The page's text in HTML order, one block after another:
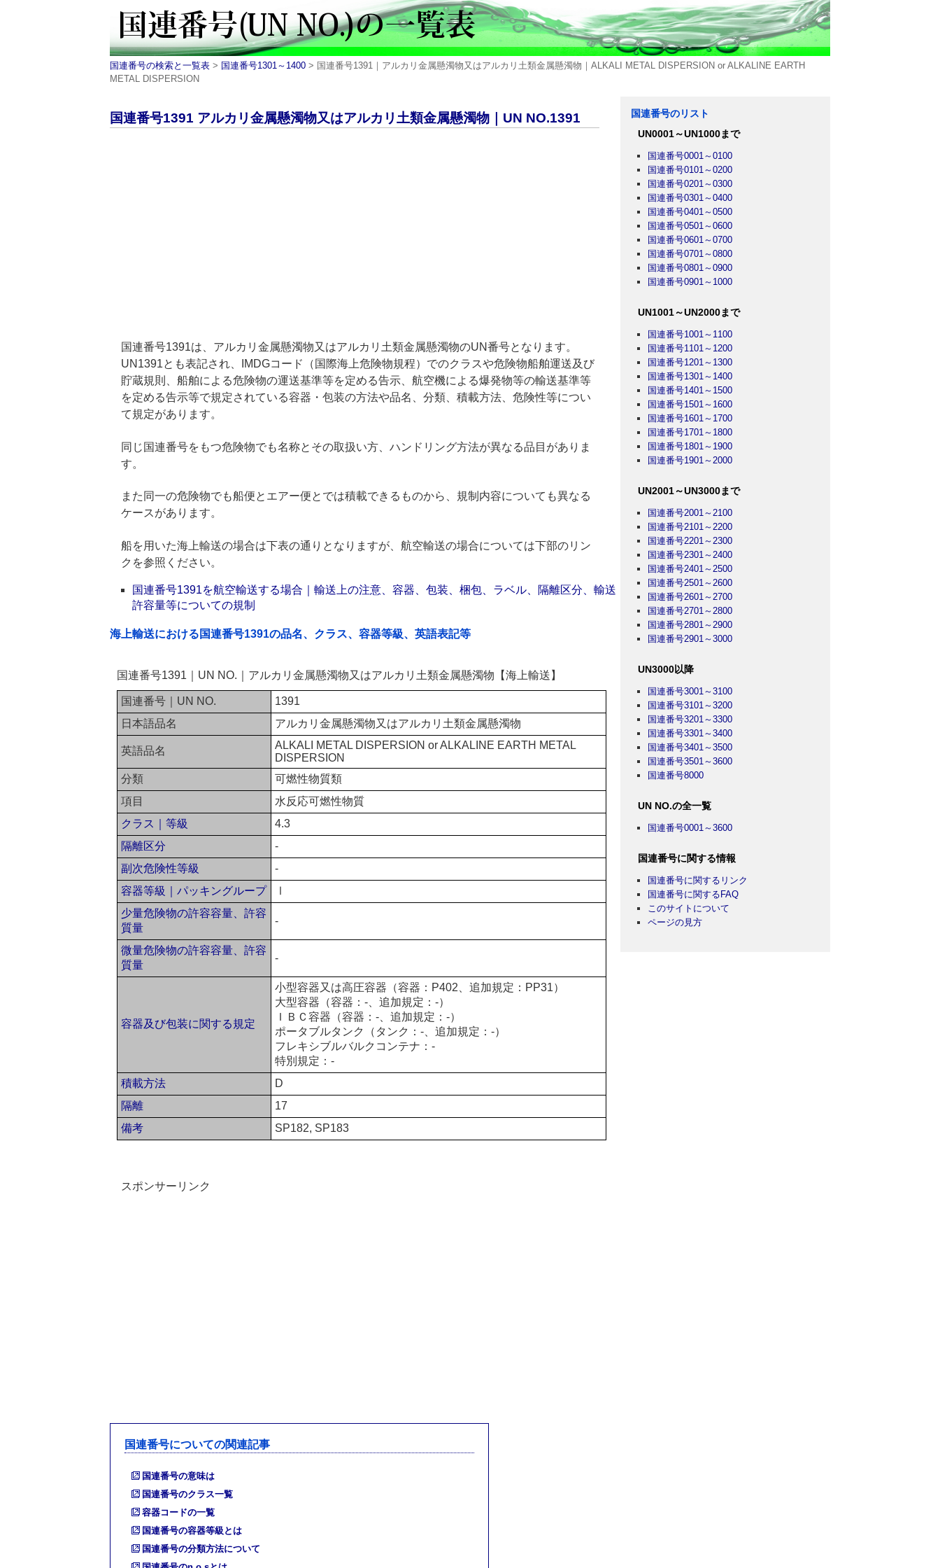
国連番号の検索と一覧表 > 国連番号1301～1400 > 国連番号1391｜アルカリ金属懸濁物又はアルカリ土類金属懸濁物｜ALKALI METAL DISPERSION or ALKALINE EARTH
METAL DISPERSION
国連番号1391 アルカリ金属懸濁物又はアルカリ土類金属懸濁物｜UN NO.1391
国連番号1391は、アルカリ金属懸濁物又はアルカリ土類金属懸濁物のUN番号となります。
UN1391とも表記され、IMDGコード（国際海上危険物規程）でのクラスや危険物船舶運送及び
貯蔵規則、船舶による危険物の運送基準等を定める告示、航空機による爆発物等の輸送基準等
を定める告示等で規定されている容器・包装の方法や品名、分類、積載方法、危険性等につい
て規定があります。
同じ国連番号をもつ危険物でも名称とその取扱い方、ハンドリング方法が異なる品目がありま
す。
また同一の危険物でも船便とエアー便とでは積載できるものから、規制内容についても異なる
ケースがあります。
船を用いた海上輸送の場合は下表の通りとなりますが、航空輸送の場合については下部のリン
クを参照ください。
国連番号1391を航空輸送する場合｜輸送上の注意、容器、包装、梱包、ラベル、隔離区分、輸送
許容量等についての規制
海上輸送における国連番号1391の品名、クラス、容器等級、英語表記等
国連番号1391｜UN NO.｜アルカリ金属懸濁物又はアルカリ土類金属懸濁物【海上輸送】
国連番号｜UN NO.
1391
日本語品名
アルカリ金属懸濁物又はアルカリ土類金属懸濁物
英語品名
ALKALI METAL DISPERSION or ALKALINE EARTH METAL
DISPERSION
分類
可燃性物質類
項目
水反応可燃性物質
クラス｜等級
4.3
隔離区分
-
副次危険性等級
-
容器等級｜パッキングループ
Ⅰ
少量危険物の許容容量、許容
質量
-
微量危険物の許容容量、許容
質量
-
容器及び包装に関する規定
小型容器又は高圧容器（容器：P402、追加規定：PP31）
大型容器（容器：-、追加規定：-）
ＩＢＣ容器（容器：-、追加規定：-）
ポータブルタンク（タンク：-、追加規定：-）
フレキシブルバルクコンテナ：-
特別規定：-
積載方法
D
隔離
17
備考
SP182, SP183
スポンサーリンク
国連番号についての関連記事
国連番号の意味は
国連番号のクラス一覧
容器コードの一覧
国連番号の容器等級とは
国連番号の分類方法について
国連番号のリスト
UN0001～UN1000まで
国連番号0001～0100
国連番号0101～0200
国連番号0201～0300
国連番号0301～0400
国連番号0401～0500
国連番号0501～0600
国連番号0601～0700
国連番号0701～0800
国連番号0801～0900
国連番号0901～1000
UN1001～UN2000まで
国連番号1001～1100
国連番号1101～1200
国連番号1201～1300
国連番号1301～1400
国連番号1401～1500
国連番号1501～1600
国連番号1601～1700
国連番号1701～1800
国連番号1801～1900
国連番号1901～2000
UN2001～UN3000まで
国連番号2001～2100
国連番号2101～2200
国連番号2201～2300
国連番号2301～2400
国連番号2401～2500
国連番号2501～2600
国連番号2601～2700
国連番号2701～2800
国連番号2801～2900
国連番号2901～3000
UN3000以降
国連番号3001～3100
国連番号3101～3200
国連番号3201～3300
国連番号3301～3400
国連番号3401～3500
国連番号3501～3600
国連番号8000
UN NO.の全一覧
国連番号0001～3600
国連番号に関する情報
国連番号に関するリンク
国連番号に関するFAQ
このサイトについて
ページの見方